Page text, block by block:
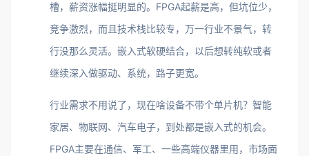
槽，薪资涨幅挺明显的。FPGA起薪是高，但坑位少，
竞争激烈，而且技术栈比较专，万一行业不景气，转
行没那么灵活。嵌入式软硬结合，以后想转纯软或者
继续深入做驱动、系统，路子更宽。
行业需求不用说了，现在啥设备不带个单片机？智能
家居、物联网、汽车电子，到处都是嵌入式的机会。
FPGA主要在通信、军工、一些高端仪器里用，市场面